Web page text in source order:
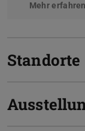
Mehr erfahren
Standorte